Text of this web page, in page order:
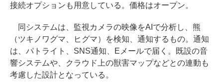
接続オプションも用意している。価格はオープン。
同システムは、監視カメラの映像をAIで分析し、熊
（ツキノワグマ、ヒグマ）を検知、通知するもの。通知
は、パトライト、SNS通知、Eメールで届く。既設の音
響システムや、クラウド上の獣害マップなどとの連動も
考慮した設計となっている。